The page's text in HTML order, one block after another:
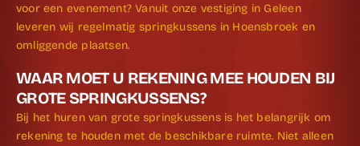
voor een evenement? Vanuit onze vestiging in Geleen
leveren wij regelmatig springkussens in Hoensbroek en
omliggende plaatsen.
WAAR MOET U REKENING MEE HOUDEN BIJ
GROTE SPRINGKUSSENS?
Bij het huren van grote springkussens is het belangrijk om
rekening te houden met de beschikbare ruimte. Niet alleen